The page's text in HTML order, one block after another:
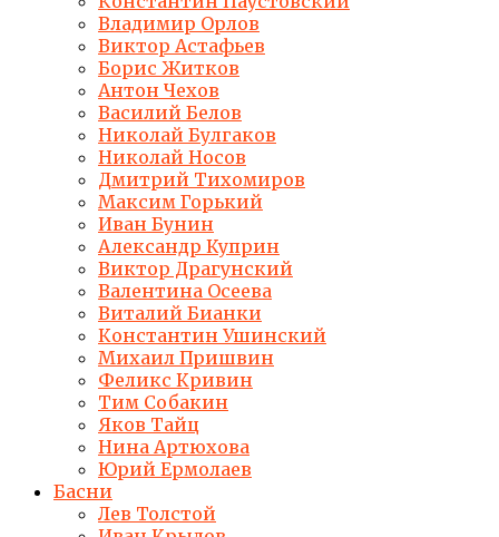
Владимир Орлов
Виктор Астафьев
Борис Житков
Антон Чехов
Василий Белов
Николай Булгаков
Николай Носов
Дмитрий Тихомиров
Максим Горький
Иван Бунин
Александр Куприн
Виктор Драгунский
Валентина Осеева
Виталий Бианки
Константин Ушинский
Михаил Пришвин
Феликс Кривин
Тим Собакин
Яков Тайц
Нина Артюхова
Юрий Ермолаев
Басни
Лев Толстой